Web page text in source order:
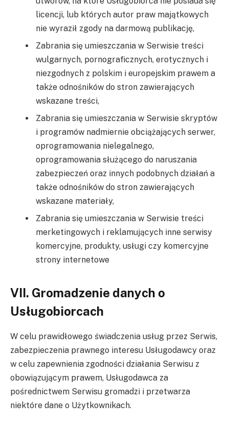
licencji, lub których autor praw majątkowych
nie wyraził zgody na darmową publikację,
Zabrania się umieszczania w Serwisie treści
wulgarnych, pornograficznych, erotycznych i
niezgodnych z polskim i europejskim prawem a
także odnośników do stron zawierających
wskazane treści,
Zabrania się umieszczania w Serwisie skryptów
i programów nadmiernie obciążających serwer,
oprogramowania nielegalnego,
oprogramowania służącego do naruszania
zabezpieczeń oraz innych podobnych działań a
także odnośników do stron zawierających
wskazane materiały,
Zabrania się umieszczania w Serwisie treści
merketingowych i reklamujących inne serwisy
komercyjne, produkty, usługi czy komercyjne
strony internetowe
VII. Gromadzenie danych o
Usługobiorcach
W celu prawidłowego świadczenia usług przez Serwis,
zabezpieczenia prawnego interesu Usługodawcy oraz
w celu zapewnienia zgodności działania Serwisu z
obowiązującym prawem, Usługodawca za
pośrednictwem Serwisu gromadzi i przetwarza
niektóre dane o Użytkownikach.